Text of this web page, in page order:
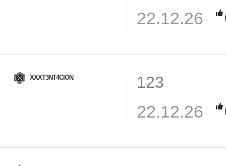
22.12.26
XXXT3NT4ClON 123
22.12.26